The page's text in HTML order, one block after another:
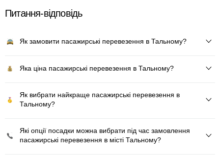
Питання-відповідь
Як замовити пасажирські перевезення в Тальному?
Яка ціна пасажирські перевезення в Тальному?
Як вибрати найкраще пасажирські перевезення в
Тальному?
Які опції посадки можна вибрати під час замовлення
пасажирські перевезення в місті Тальному?